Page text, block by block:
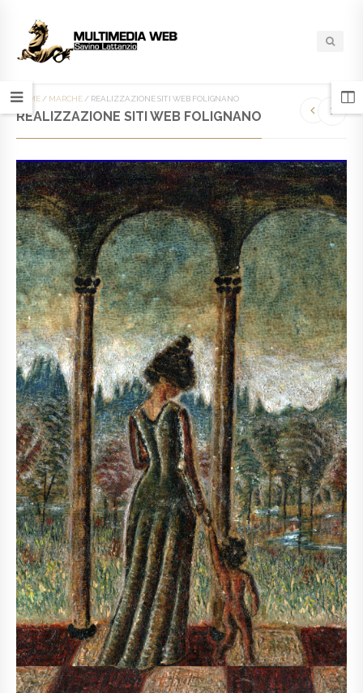
HOME / MARCHE / REALIZZAZIONE SITI WEB FOLIGNANO
REALIZZAZIONE SITI WEB FOLIGNANO